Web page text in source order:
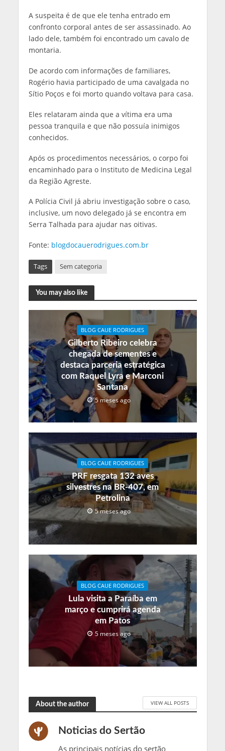
A suspeita é de que ele tenha entrado em
confronto corporal antes de ser assassinado. Ao
lado dele, também foi encontrado um cavalo de
montaria.
De acordo com informações de familiares,
Rogério havia participado de uma cavalgada no
Sítio Poços e foi morto quando voltava para casa.
Eles relataram ainda que a vítima era uma
pessoa tranquila e que não possuía inimigos
conhecidos.
Após os procedimentos necessários, o corpo foi
encaminhado para o Instituto de Medicina Legal
da Região Agreste.
A Polícia Civil já abriu investigação sobre o caso,
inclusive, um novo delegado já se encontra em
Serra Talhada para ajudar nas oitivas.
Fonte: blogdocauerodrigues.com.br
Tags Sem categoria
You may also like
BLOG CAUE RODRIGUES
Gilberto Ribeiro celebra
chegada de sementes e
destaca parceria estratégica
com Raquel Lyra e Marconi
Santana
5 meses ago
BLOG CAUE RODRIGUES
PRF resgata 132 aves
silvestres na BR-407, em
Petrolina
5 meses ago
BLOG CAUE RODRIGUES
Lula visita a Paraíba em
março e cumprirá agenda
em Patos
5 meses ago
About the author VIEW ALL POSTS
Noticias do Sertão
As principais notícias do sertão